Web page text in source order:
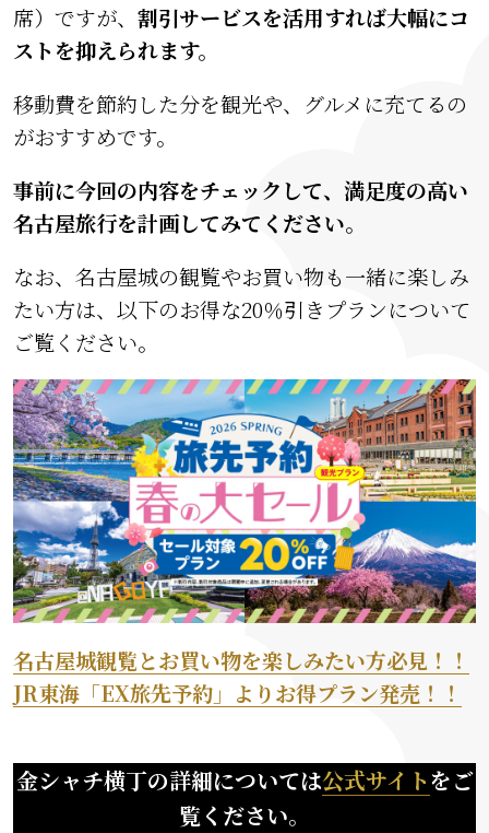
席）ですが、 割引サービスを活用すれば大幅にコ
ストを抑えられます。
移動費を節約した分を観光や、グルメに充てるの
がおすすめです。
事前に今回の内容をチェックして、満足度の高い
名古屋旅行を計画してみてください。
なお、名古屋城の観覧やお買い物も一緒に楽しみ
たい方は、以下のお得な20％引きプランについて
ご覧ください。
名古屋城観覧とお買い物を楽しみたい方必見！！
JR東海「EX旅先予約」よりお得プラン発売！！
金シャチ横丁の詳細については公式サイトをご
覧ください。